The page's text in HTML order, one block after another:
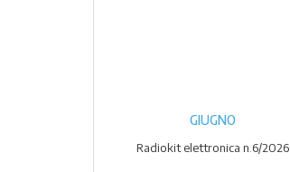
GIUGNO
Radiokit elettronica n.6/2026